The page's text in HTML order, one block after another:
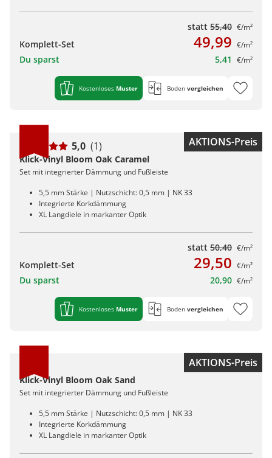
statt 55,40 €/m²
Komplett-Set 49,99 €/m²
Du sparst 5,41 €/m²
Kostenloses Muster Boden vergleichen
AKTIONS-Preis
5,0 (1)
Klick-Vinyl Bloom Oak Caramel
Set mit integrierter Dämmung und Fußleiste
5,5 mm Stärke | Nutzschicht: 0,5 mm | NK 33
Integrierte Korkdämmung
XL Langdiele in markanter Optik
statt 50,40 €/m²
Komplett-Set 29,50 €/m²
Du sparst 20,90 €/m²
Kostenloses Muster Boden vergleichen
AKTIONS-Preis
Klick-Vinyl Bloom Oak Sand
Set mit integrierter Dämmung und Fußleiste
5,5 mm Stärke | Nutzschicht: 0,5 mm | NK 33
Integrierte Korkdämmung
XL Langdiele in markanter Optik